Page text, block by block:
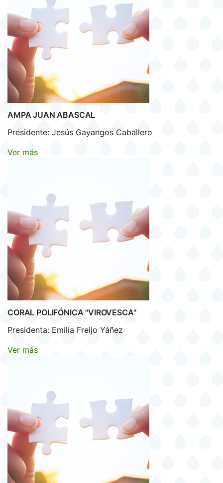
AMPA JUAN ABASCAL
Presidente: Jesús Gayangos Caballero
Ver más
CORAL POLIFÓNICA "VIROVESCA"
Presidenta: Emilia Freijo Yáñez
Ver más